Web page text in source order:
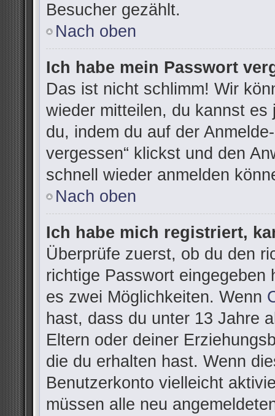
Besucher gezählt.
Nach oben
Ich habe mein Passwort
Das ist nicht schlimm! Wir
wieder mitteilen, du kannst
du, indem du auf der
vergessen“ klickst und den
schnell wieder anmelden
Nach oben
Ich habe mich registriert,
Überprüfe zuerst, ob du den
richtige Passwort eingegeben
es zwei Möglichkeiten. Wenn
hast, dass du unter 13 Jahre
Eltern oder deiner
die du erhalten hast. Wenn
Benutzerkonto vielleicht
müssen alle neu